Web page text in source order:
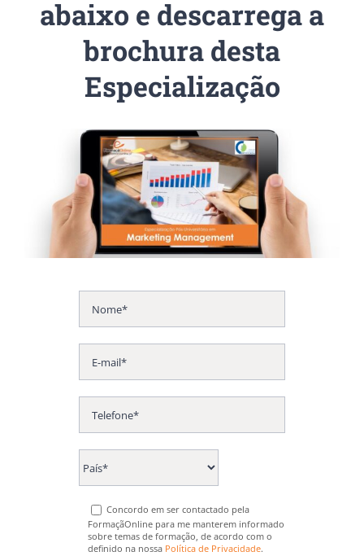
abaixo e descarrega a
brochura desta
Especialização
Concordo em ser contactado pela
FormaçãOnline para me manterem informado
sobre temas de formação, de acordo com o
definido na nossa Política de Privacidade.